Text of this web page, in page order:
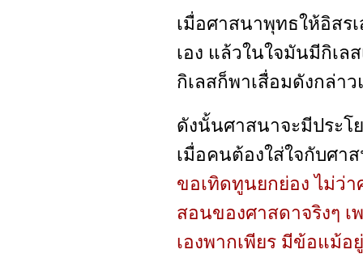
เมื่อศาสนาพุทธให้อิสร
เอง แล้วในใจมันมีกิเล
กิเลสก็พาเสื่อมดังกล่า
ดังนั้นศาสนาจะมีประ
เมื่อคนต้องใส่ใจกับศา
ขอเทิดทูนยกย่อง ไม่ว่
สอนของศาสดาจริงๆ
เองพากเพียร มีข้อแม้